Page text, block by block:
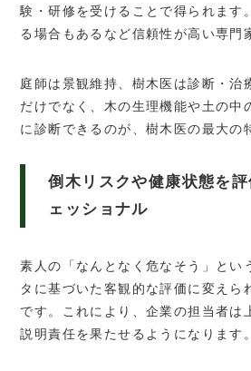
験・研修を受けることで得られます
る場合もあるなど信頼性が高い専門
庭師は景観維持、樹木医は診断・治
だけでなく、木の生理機能や土の中
に診断できるのが、樹木医の最大の
倒木リスクや健康状態を
ェッショナル
素人の「なんとなく危なそう」とい
タに基づいた客観的な評価に変えら
です。これにより、企業の担当者は
説明責任を果たせるようになります。